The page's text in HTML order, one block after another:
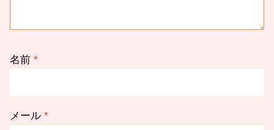
名前 *
メール *